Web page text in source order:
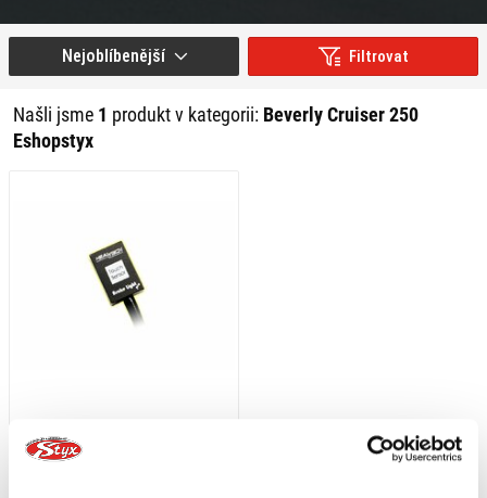
Filtrovat
Našli jsme 1 produkt v kategorii: Beverly Cruiser 250
Eshopstyx
Nejoblíbenější
1 209 Kč s DPH